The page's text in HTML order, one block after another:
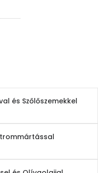
és Szőlőszemekkel